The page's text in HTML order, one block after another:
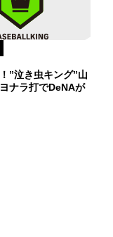
”泣き虫キング”山
ナラ打でDeNAが